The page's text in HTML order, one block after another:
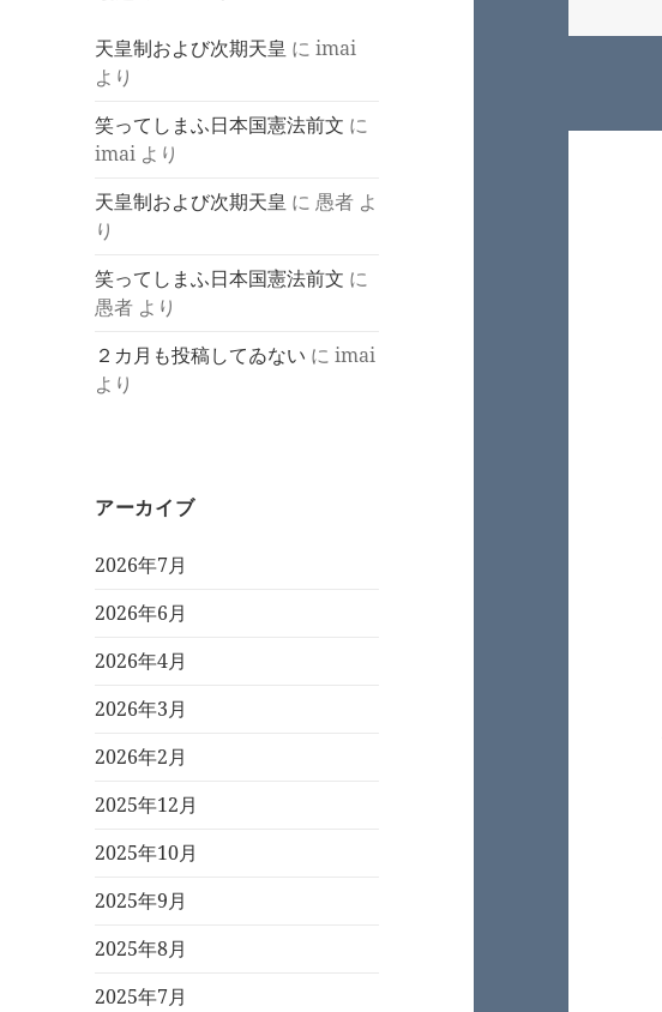
天皇制および次期天皇 にimai
より
笑ってしまふ日本国憲法前文 に
imai より
天皇制および次期天皇 に 愚者 よ
り
笑ってしまふ日本国憲法前文 に
愚者 より
２カ月も投稿してゐない にimai
より
アーカイブ
2026年7月
2026年6月
2026年4月
2026年3月
2026年2月
2025年12月
2025年10月
2025年9月
2025年8月
2025年7月